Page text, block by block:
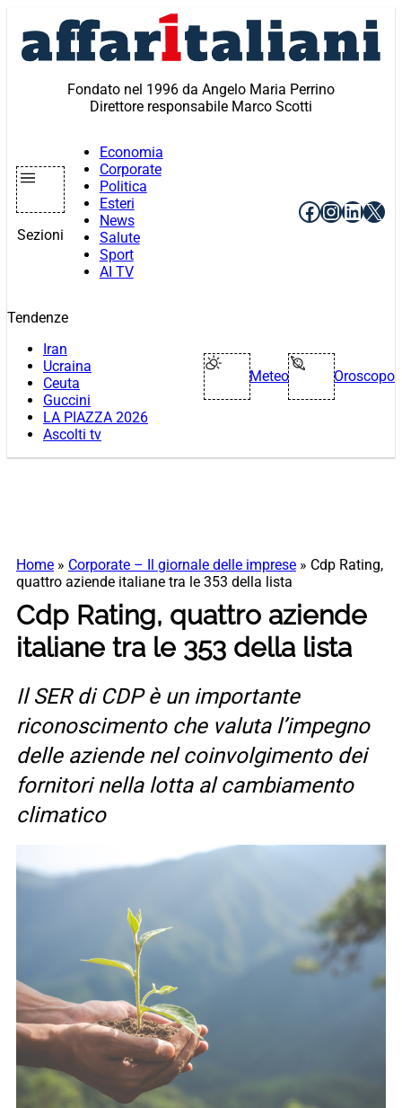
contenuto
Fondato nel 1996 da Angelo Maria Perrino
Direttore responsabile Marco Scotti
Sezioni
Economia
Corporate
Politica
Esteri
News
Salute
Sport
AI TV
Facebook
X
Tendenze
Iran
Ucraina
Ceuta
Guccini
LA PIAZZA 2026
Ascolti tv
Meteo Oroscopo
Home » Corporate – Il giornale delle imprese » Cdp Rating,
quattro aziende italiane tra le 353 della lista
Cdp Rating, quattro aziende
italiane tra le 353 della lista
Il SER di CDP è un importante
riconoscimento che valuta l’impegno
delle aziende nel coinvolgimento dei
fornitori nella lotta al cambiamento
climatico